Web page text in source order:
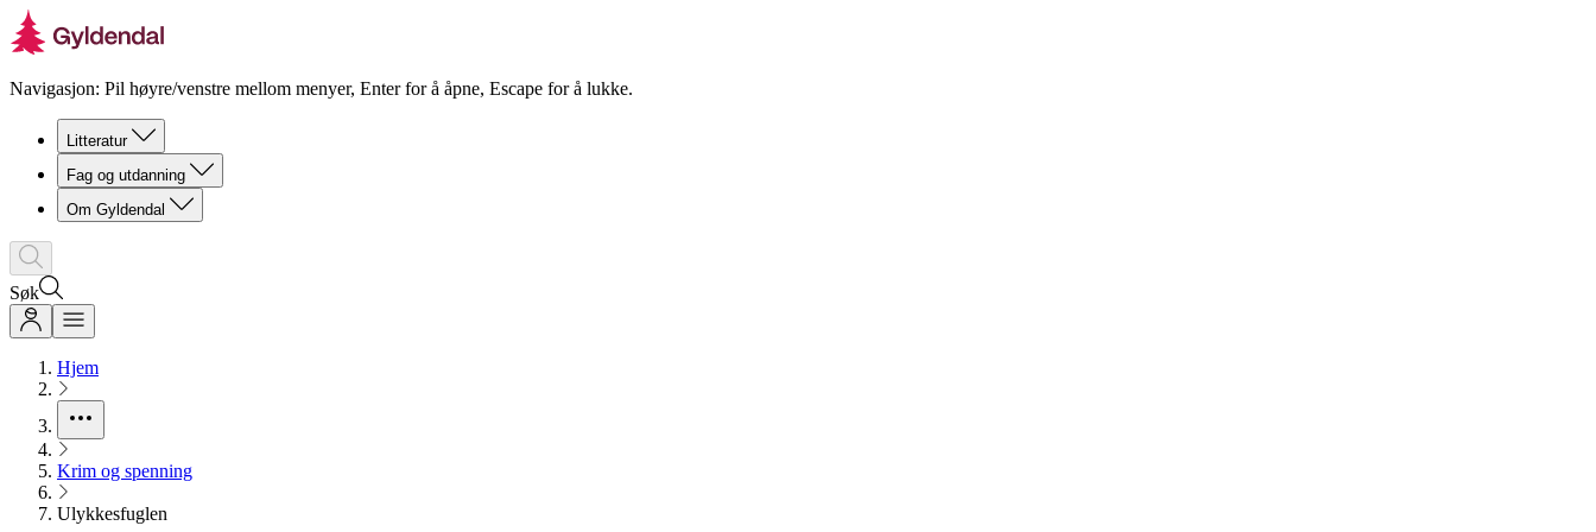
Navigasjon: Pil høyre/venstre mellom menyer, Enter for å åpne, Escape for å lukke.
Litteratur
Fag og utdanning
Om Gyldendal
Søk
Hjem
Krim og spenning
Ulykkesfuglen